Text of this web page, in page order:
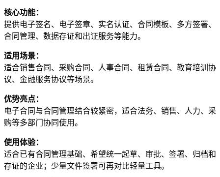
核心功能：
提供电子签名、电子签章、实名认证、合同模板、多方签署、
合同管理、数据存证和出证服务等能力。
适用场景：
适合销售合同、采购合同、人事合同、租赁合同、教育培训协
议、金融服务协议等场景。
优势亮点：
电子合同与合同管理结合较紧密，适合法务、销售、人力、采
购等多部门协同使用。
使用体验：
适合已有合同管理基础、希望统一起草、审批、签署、归档和
存证的企业；少量文件签署可再对比轻量工具。